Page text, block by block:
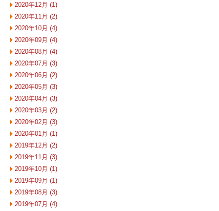
2020年12月 (1)
2020年11月 (2)
2020年10月 (4)
2020年09月 (4)
2020年08月 (4)
2020年07月 (3)
2020年06月 (2)
2020年05月 (3)
2020年04月 (3)
2020年03月 (2)
2020年02月 (3)
2020年01月 (1)
2019年12月 (2)
2019年11月 (3)
2019年10月 (1)
2019年09月 (1)
2019年08月 (3)
2019年07月 (4)